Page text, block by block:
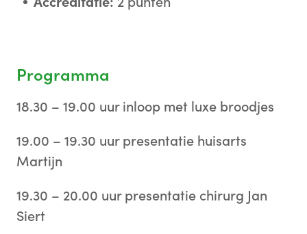
Programma
18.30 – 19.00 uur inloop met luxe broodjes
19.00 – 19.30 uur presentatie huisarts
Martijn
19.30 – 20.00 uur presentatie chirurg Jan
Siert